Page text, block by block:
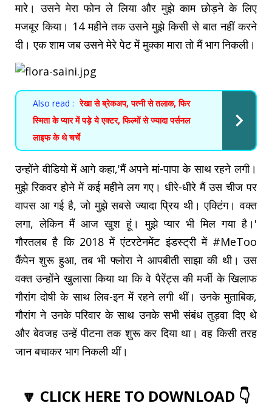
मारे। उसने मेरा फोन ले लिया और मुझे काम छोड़ने के लिए
मजबूर किया। 14 महीने तक उसने मुझे किसी से बात नहीं करने
दी। एक शाम जब उसने मेरे पेट में मुक्का मारा तो मैं भाग निकली।
Also read : रेखा से ब्रेकअप, पत्नी से तलाक, फिर
स्मिता के प्यार में पड़े ये एक्टर, फिल्मों से ज्यादा पर्सनल
लाइफ के थे चर्चे
उन्होंने वीडियो में आगे कहा,'मैं अपने मां-पापा के साथ रहने लगी।
मुझे रिकवर होने में कई महीने लग गए। धीरे-धीरे मैं उस चीज पर
वापस आ गई है, जो मुझे सबसे ज्यादा प्रिय थी। एक्टिंग। वक्त
लगा, लेकिन मैं आज खुश हूं। मुझे प्यार भी मिल गया है।'
गौरतलब है कि 2018 में एंटरटेनमेंट इंडस्ट्री में #MeToo
कैंपेन शुरू हुआ, तब भी फ्लोरा ने आपबीती साझा की थी। उस
वक्त उन्होंने खुलासा किया था कि वे पैरेंट्स की मर्जी के खिलाफ
गौरांग दोषी के साथ लिव-इन में रहने लगी थीं। उनके मुताबिक,
गौरांग ने उनके परिवार के साथ उनके सभी संबंध तुड़वा दिए थे
और बेवजह उन्हें पीटना तक शुरू कर दिया था। वह किसी तरह
जान बचाकर भाग निकली थीं।
🔽 CLICK HERE TO DOWNLOAD 👇